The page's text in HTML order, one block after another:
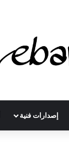
إصدارات فنية